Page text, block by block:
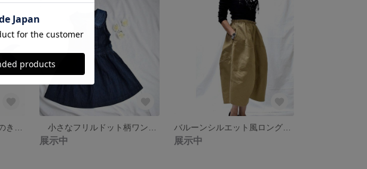
展示中 展示中